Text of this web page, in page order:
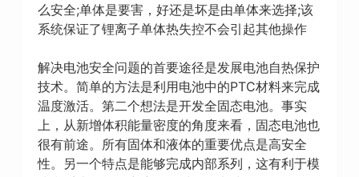
么安全;单体是要害，好还是坏是由单体来选择;该
系统保证了锂离子单体热失控不会引起其他操作
解决电池安全问题的首要途径是发展电池自热保护
技术。简单的方法是利用电池中的PTC材料来完成
温度激活。第二个想法是开发全固态电池。事实
上，从新增体积能量密度的角度来看，固态电池也
很有前途。所有固体和液体的重要优点是高安全
性。另一个特点是能够完成内部系列，这有利于模